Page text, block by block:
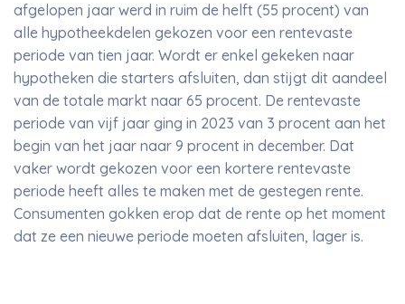
afgelopen jaar werd in ruim de helft (55 procent) van
alle hypotheekdelen gekozen voor een rentevaste
periode van tien jaar. Wordt er enkel gekeken naar
hypotheken die starters afsluiten, dan stijgt dit aandeel
van de totale markt naar 65 procent. De rentevaste
periode van vijf jaar ging in 2023 van 3 procent aan het
begin van het jaar naar 9 procent in december. Dat
vaker wordt gekozen voor een kortere rentevaste
periode heeft alles te maken met de gestegen rente.
Consumenten gokken erop dat de rente op het moment
dat ze een nieuwe periode moeten afsluiten, lager is.